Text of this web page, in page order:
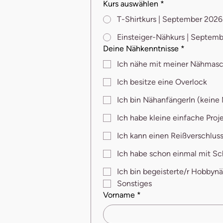
Kurs auswählen *
T-Shirtkurs | September 2026
Einsteiger-Nähkurs |
Deine Nähkenntnisse *
Ich nähe mit meiner
Ich besitze eine Overlock
Ich bin NähanfängerIn (keine
Ich habe kleine einfache
Ich kann einen
Ich habe schon einmal mit
Ich bin begeisterte/r
Sonstiges
Vorname *